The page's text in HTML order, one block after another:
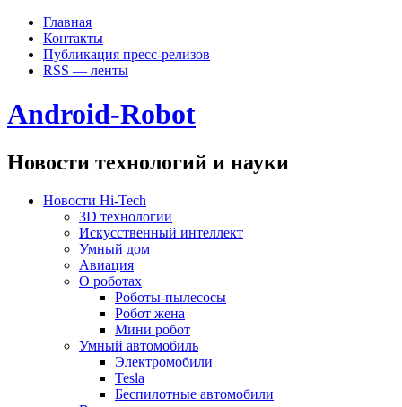
Главная
Контакты
Публикация пресс-релизов
RSS — ленты
Android-Robot
Новости технологий и науки
Новости Hi-Tech
3D технологии
Искусственный интеллект
Умный дом
Авиация
О роботах
Роботы-пылесосы
Робот жена
Мини робот
Умный автомобиль
Электромобили
Tesla
Беспилотные автомобили